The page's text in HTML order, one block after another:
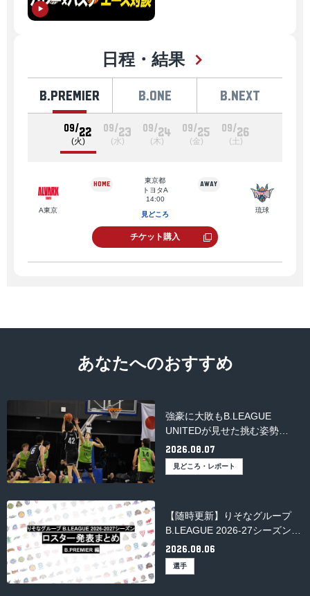
日程・結果
B.PREMIER B.ONE B.NEXT
09/22
(火)
09/23
(水)
09/24
(木)
09/25
(金)
09/26
(土)
A東京
東京都
トヨタA
14:00
見どころ
琉球
チケット購入
あなたへのおすすめ
強豪に大敗もB.LEAGUE
UNITEDが見せた挑む姿勢
【B.LEAGUE UNITED豪州遠
征】
2026.08.07
見どころ・レポート
【随時更新】りそなグループ
B.LEAGUE 2026-27シーズンの
ロスター発表まとめ
（B.PREMIER）
2026.08.06
選手